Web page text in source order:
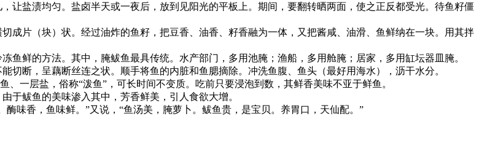
让盐渍均匀。盐卤半天或一夜后，放到见阳光的平板上。期间，要翻转晒两面，使之正反都受光。待鱼籽僵
成片（块）状。经过油炸的鱼籽，把豆香、油香、籽香融为一体，又把酱咸、油滑、鱼鲜纳在一块。用其拌
鱼鲜的方法。其中，腌鲅鱼最具传统。水产部门，多用池腌；渔船，多用舱腌；居家，多用缸坛器皿腌。
切断，呈藕断丝连之状。顺手将鱼的内脏和鱼腮摘除。冲洗鱼腹、鱼头（最好用海水），沥干水分。
一层盐，俗称“泼鱼”，可长时间不变质。吃前只要浸泡到数，其鲜香美味不亚于鲜鱼。
于鲅鱼的美味渗入其中，芳香鲜美，引人食欲大增。
味香，鱼味鲜。”又说，“鱼汤美，腌萝卜。鲅鱼贵，是宝贝。养胃口，天仙配。”